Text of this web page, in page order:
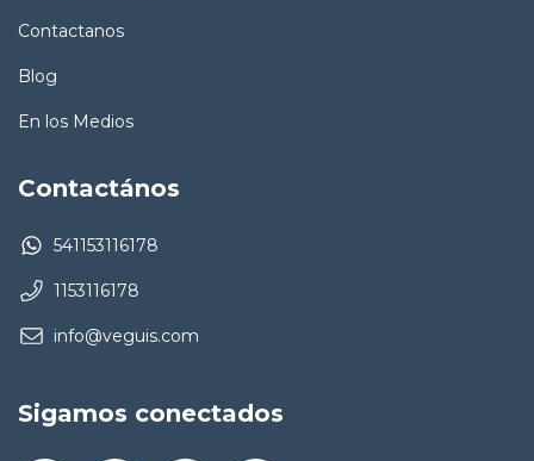
Contactanos
Blog
En los Medios
Contactános
541153116178
1153116178
info@veguis.com
Sigamos conectados